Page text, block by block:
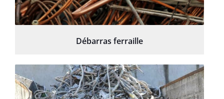
Débarras ferraille